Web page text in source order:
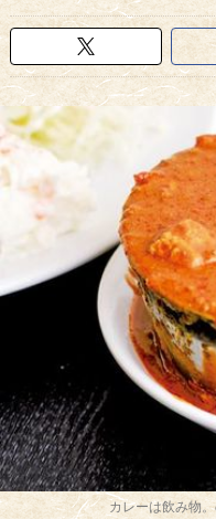
カレーは飲み物